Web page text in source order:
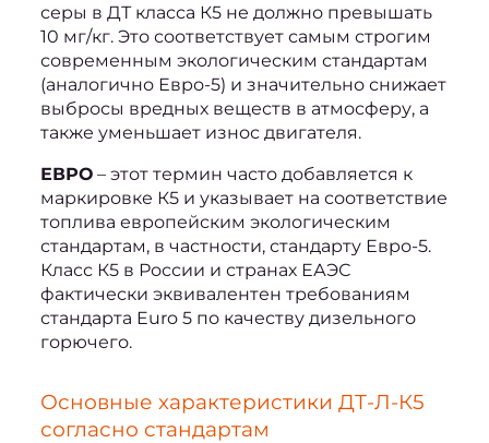
серы в ДТ класса К5 не должно превышать
10 мг/кг. Это соответствует самым строгим
современным экологическим стандартам
(аналогично Евро-5) и значительно снижает
выбросы вредных веществ в атмосферу, а
также уменьшает износ двигателя.
ЕВРО – этот термин часто добавляется к
маркировке К5 и указывает на соответствие
топлива европейским экологическим
стандартам, в частности, стандарту Евро-5.
Класс К5 в России и странах ЕАЭС
фактически эквивалентен требованиям
стандарта Euro 5 по качеству дизельного
горючего.
Основные характеристики ДТ-Л-К5
согласно стандартам